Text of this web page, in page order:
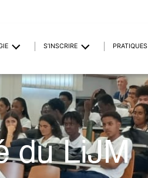
S’INSCRIRE PRATIQUES
du LiJM